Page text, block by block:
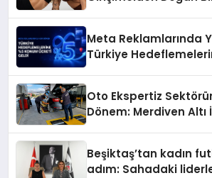
Meta Reklamlarında
Türkiye
Oto Ekspertiz
Dönem: Merdiven
Beşiktaş’tan kadın
adım: Sahadaki